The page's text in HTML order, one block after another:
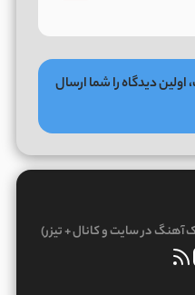
دیدگاه را شما ارسال
در سایت و کانال + تیزر)